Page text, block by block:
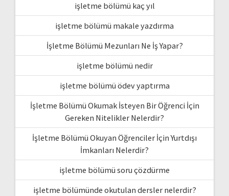
işletme bölümü kaç yıl
işletme bölümü makale yazdırma
İşletme Bölümü Mezunları Ne İş Yapar?
işletme bölümü nedir
işletme bölümü ödev yaptırma
İşletme Bölümü Okumak İsteyen Bir Öğrenci İçin
Gereken Nitelikler Nelerdir?
İşletme Bölümü Okuyan Öğrenciler İçin Yurtdışı
İmkanları Nelerdir?
işletme bölümü soru çözdürme
işletme bölümünde okutulan dersler nelerdir?